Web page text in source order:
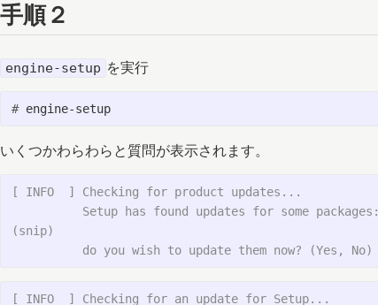
手順２
engine-setup を実行
#
いくつかわらわらと質問が表示されます。
[ INFO  ] Checking for product updates...
          Setup has found updates for some packages:
(snip)
[ INFO  ] Checking for an update for Setup...